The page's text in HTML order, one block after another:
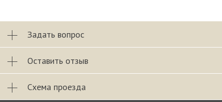
Задать вопрос
Оставить отзыв
Схема проезда